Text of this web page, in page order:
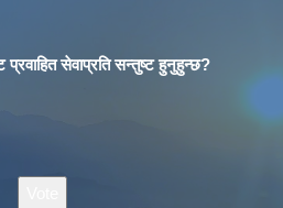
प्रवाहित सेवाप्रति सन्तुष्ट हुनुहुन्छ?